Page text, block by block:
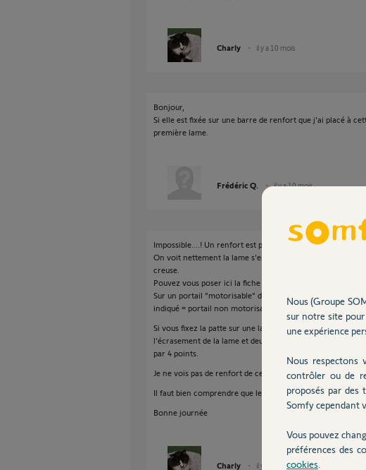
Charly il y a 10 mois
Bonjour,
Si elle est fixée sur une barre de renfort que j'ai placé à
première lame.
Frédéric Q. il y a 10 mois
Impossible....! Un renfort est placé en usine à l'intérieur
On voit nettement la lame s'enfoncer par la pression du
creuse.
Pouvez vous poser ici la fiche technique de votre portail ?
Sur un portail "motorisable" doit être indiqué l'endroit
indiqué = portail non motorisable.
Si vous fixez la patte sur une lame il faut obligatoirement
l'écrasement de la lame et deux renforts sandwich de
par 4 points.
Je ne vois pas de renfort de ce type ?
Il faut bien comprendre que le moteur fait son boulot, il
Bonne journée
Charly il y a 10 mois
Nous (Groupe
sur notre site
une expérience
Nous respectons
contrôler ou de
proposés par des
Somfy cependant
Vous pouvez
préférences des
cookies